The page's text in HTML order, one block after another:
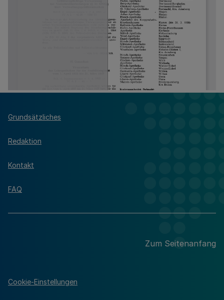
Grundsätzliches
Redaktion
Kontakt
FAQ
Zum Seitenanfang
Cookie-Einstellungen